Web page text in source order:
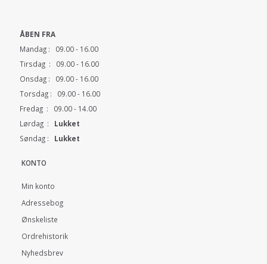
ÅBEN FRA
Mandag : 09.00 - 16.00
Tirsdag : 09.00 - 16.00
Onsdag : 09.00 - 16.00
Torsdag : 09.00 - 16.00
Fredag : 09.00 - 14.00
Lørdag : Lukket
Søndag : Lukket
KONTO
Min konto
Adressebog
Ønskeliste
Ordrehistorik
Nyhedsbrev